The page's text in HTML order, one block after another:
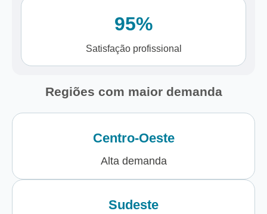
95%
Satisfação profissional
Regiões com maior demanda
Centro-Oeste
Alta demanda
Sudeste